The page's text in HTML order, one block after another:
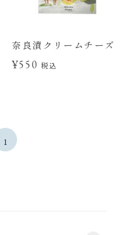
奈良漬クリームチーズ
¥550税込
1